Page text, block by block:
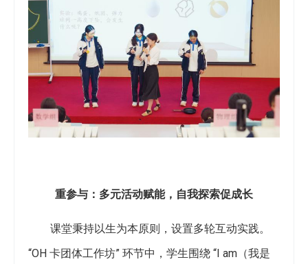
重参与：多元活动赋能，自我探索促成长
课堂秉持以生为本原则，设置多轮互动实践。
“OH 卡团体工作坊” 环节中，学生围绕 “I am（我是